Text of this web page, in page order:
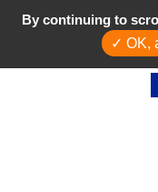
By continuing to
✓ OK,